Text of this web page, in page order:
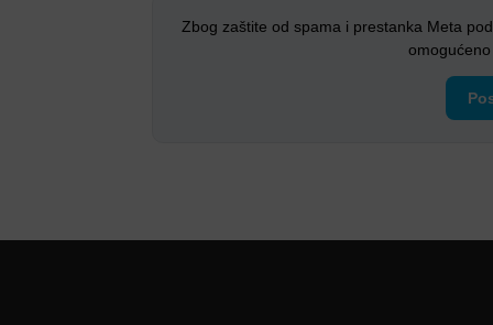
Zbog zaštite od spama i prestanka Meta